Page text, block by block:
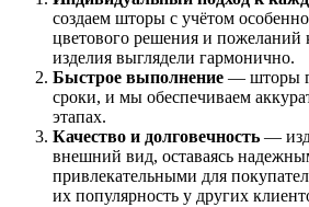
создаем шторы с учётом
цветового решения и пожеланий
изделия выглядели гармонично.
Быстрое выполнение — шторы
сроки, и мы обеспечиваем
этапах.
Качество и долговечность —
внешний вид, оставаясь
привлекательными для
их популярность у других